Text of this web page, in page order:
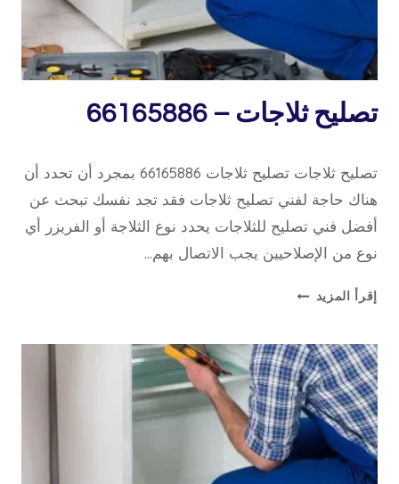
طباخات
تصليح ثلاجات – 66165886
repaircookers
تصليح ثلاجات تصليح ثلاجات 66165886 بمجرد أن تحدد أن
هناك حاجة لفني تصليح ثلاجات فقد تجد نفسك تبحث عن
أفضل فني تصليح للثلاجات يحدد نوع الثلاجة أو الفريزر أي
نوع من الإصلاحيين يجب الاتصال بهم…
إقرأ المزيد تصليح
66165886